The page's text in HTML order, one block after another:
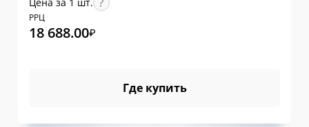
РРЦ
18 688.00₽
Где купить